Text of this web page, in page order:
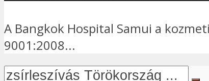
A Bangkok Hospital Samui a
9001:2008...